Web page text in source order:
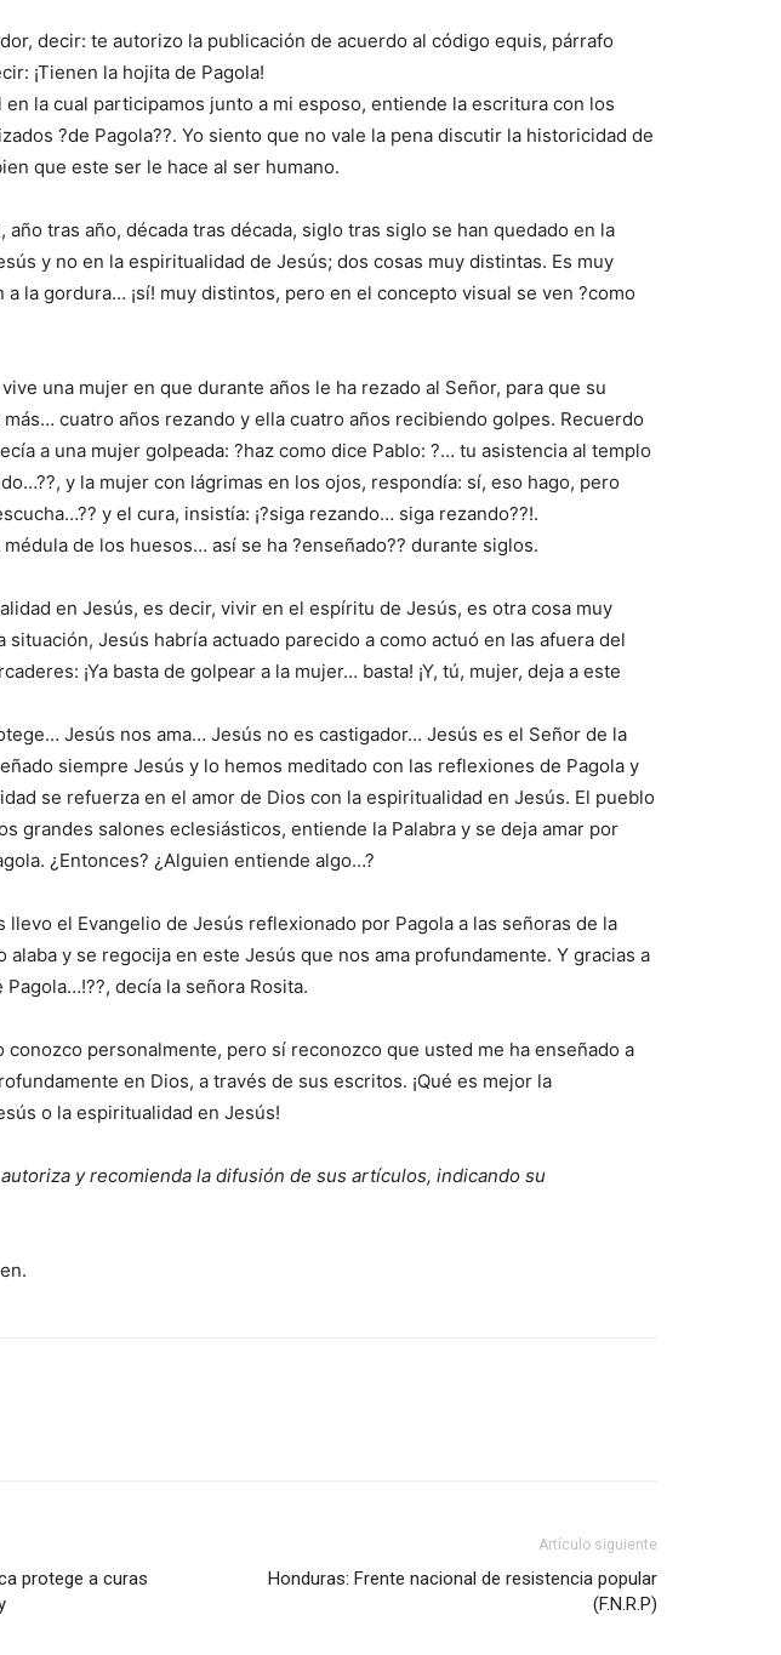
decir: te autorizo la publicación de acuerdo al código equis, párrafo
¡Tienen la hojita de Pagola!
en la cual participamos junto a mi esposo, entiende la escritura con los
?de Pagola??. Yo siento que no vale la pena discutir la historicidad de
que este ser le hace al ser humano.
año tras año, década tras década, siglo tras siglo se han quedado en la
y no en la espiritualidad de Jesús; dos cosas muy distintas. Es muy
la gordura… ¡sí! muy distintos, pero en el concepto visual se ven ?como
una mujer en que durante años le ha rezado al Señor, para que su
cuatro años rezando y ella cuatro años recibiendo golpes. Recuerdo
a una mujer golpeada: ?haz como dice Pablo: ?… tu asistencia al templo
y la mujer con lágrimas en los ojos, respondía: sí, eso hago, pero
y el cura, insistía: ¡?siga rezando… siga rezando??!.
de los huesos… así se ha ?enseñado?? durante siglos.
en Jesús, es decir, vivir en el espíritu de Jesús, es otra cosa muy
situación, Jesús habría actuado parecido a como actuó en las afuera del
¡Ya basta de golpear a la mujer… basta! ¡Y, tú, mujer, deja a este
Jesús nos ama… Jesús no es castigador… Jesús es el Señor de la
siempre Jesús y lo hemos meditado con las reflexiones de Pagola y
se refuerza en el amor de Dios con la espiritualidad en Jesús. El pueblo
grandes salones eclesiásticos, entiende la Palabra y se deja amar por
¿Entonces? ¿Alguien entiende algo…?
llevo el Evangelio de Jesús reflexionado por Pagola a las señoras de la
alaba y se regocija en este Jesús que nos ama profundamente. Y gracias a
Pagola…!??, decía la señora Rosita.
conozco personalmente, pero sí reconozco que usted me ha enseñado a
en Dios, a través de sus escritos. ¡Qué es mejor la
o la espiritualidad en Jesús!
y recomienda la difusión de sus artículos, indicando su
protege a curas
Artículo siguiente
Honduras: Frente nacional de resistencia popular
(F.N.R.P)